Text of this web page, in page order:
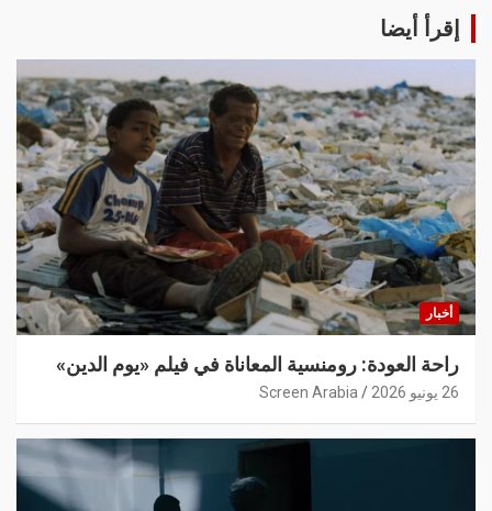
إقرأ أيضا
أخبار
راحة العودة: رومنسية المعاناة في فيلم «يوم الدين»
26 يونيو 2026 Screen Arabia